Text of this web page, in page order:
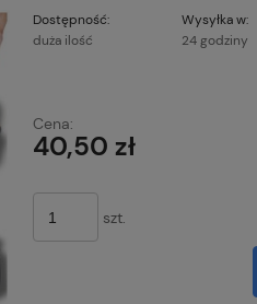
Dostępność:
duża ilość
Wysyłka w:
24 godziny
Cena:
40,50 zł
szt.